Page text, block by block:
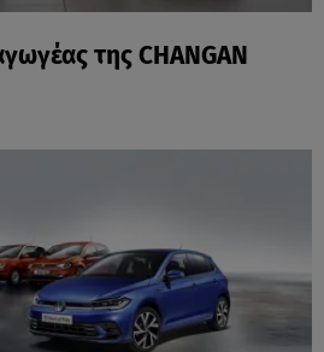
της CHANGAN